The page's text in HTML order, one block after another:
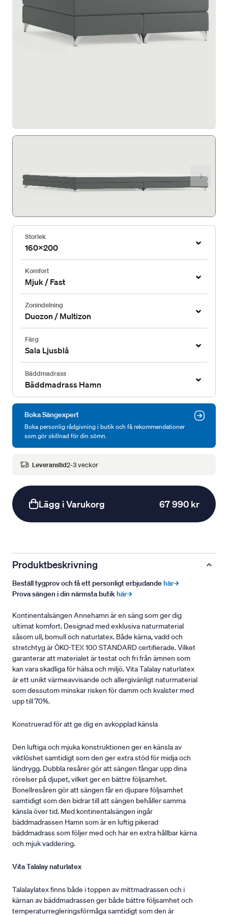
Storlek
160x200
Komfort
Mjuk / Fast
Zonindelning
Duozon / Multizon
Färg
Sala Ljusblå
Bäddmadrass
Bäddmadrass Hamn
Boka Sängexpert
Boka personlig rådgivning i butik och få rekommendationer
som gör skillnad för din sömn.
Leveranstid2-3 veckor
Lägg i Varukorg 67 990 kr
Produktbeskrivning
Beställ tygprov och få ett personligt erbjudandehär→
Prova sängen i din närmsta butikhär→
Kontinentalsängen Annehamn är en säng som ger dig
ultimat komfort. Designad med exklusiva naturmaterial
såsom ull, bomull och naturlatex. Både kärna, vadd och
stretchtyg är ÖKO-TEX 100 STANDARD certifierade. Vilket
garanterar att materialet är testat och fri från ämnen som
kan vara skadliga för hälsa och miljö. Vita Talalay naturlatex
är ett unikt värmeavvisande och allergivänligt naturmaterial
som dessutom minskar risken för damm och kvalster med
upp till 70%.
Konstruerad för att ge dig en avkopplad känsla
Den luftiga och mjuka konstruktionen ger en känsla av
viktlöshet samtidigt som den ger extra stöd för midja och
ländrygg. Dubbla resårer gör att sängen fångar upp dina
rörelser på djupet, vilket ger en bättre följsamhet.
Bonellresåren gör att sängen får en djupare följsamhet
samtidigt som den bidrar till att sängen behåller samma
känsla över tid. Med kontinentalsängen ingår
bäddmadrassen Hamn som är en luftig pikerad
bäddmadrass som följer med och har en extra hållbar kärna
och mjuk vaddering.
Vita Talalay naturlatex
Talalaylatex finns både i toppen av mittmadrassen och i
kärnan av bäddmadrassen ger både bättre följsamhet och
temperaturregleringsförmåga samtidigt som den är